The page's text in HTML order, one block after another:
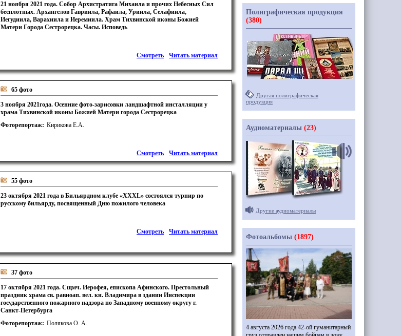
21 ноября 2021 года. Собор Архистратига Михаила и прочих Небесных Сил
бесплотных. Архангелов Гавриила, Рафаила, Уриила, Селафиила,
Иегудиила, Варахиила и Иеремиила. Храм Тихвинской иконы Божией
Матери Города Сестрорецка. Часы. Исповедь
Читать материал
Смотреть
65 фото
3 ноября 2021года. Осенние фото-зарисовки ландшафтной инсталляции у
храма Тихвинской иконы Божией Матери города Сестрорецка
Фоторепортаж: Кирикова Е.А.
Читать материал
Смотреть
55 фото
23 октября 2021 года в Бильярдном клубе «XXXL» состоялся турнир по
русскому бильярду, посвященный Дню пожилого человека
Читать материал
Смотреть
37 фото
17 октября 2021 года. Сщмч. Иерофея, епископа Афинского. Престольный
праздник храма св. равноап. вел. кн. Владимира в здании Инспекции
государственного пожарного надзора по Западному военному округу г.
Санкт-Петербурга
Фоторепортаж: Полякова О. А.
Полиграфическая продукция
(380)
Другая полиграфическая
продукция
Аудиоматериалы (23)
Другие аудиоматериалы
Фотоальбомы (1897)
4 августа 2026 года 42-ой гуманитарный